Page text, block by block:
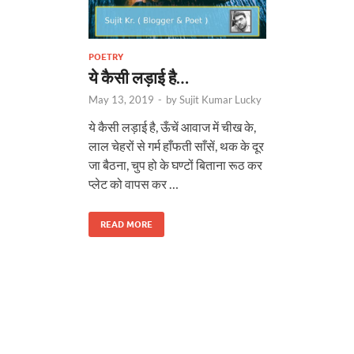
POETRY
ये कैसी लड़ाई है…
May 13, 2019 - bySujit Kumar Lucky
ये कैसी लड़ाई है, ऊँचें आवाज में चीख के,
लाल चेहरों से गर्म हाँफती साँसें, थक के दूर
जा बैठना, चुप हो के घण्टों बिताना रूठ कर
प्लेट को वापस कर …
READ MORE